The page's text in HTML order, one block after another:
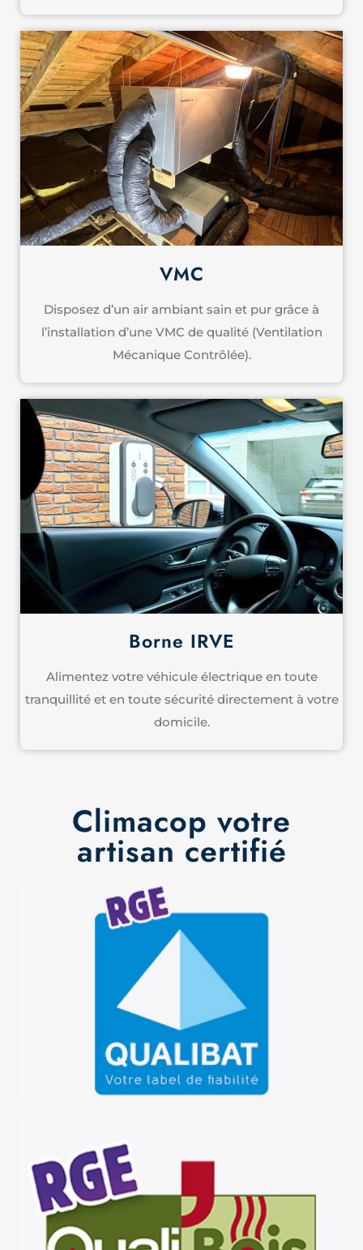
VMC
Disposez d’un air ambiant sain et pur grâce à
l’installation d’une VMC de qualité (Ventilation
Mécanique Contrôlée).
Borne IRVE
Alimentez votre véhicule électrique en toute
tranquillité et en toute sécurité directement à votre
domicile.
Climacop votre
artisan certifié